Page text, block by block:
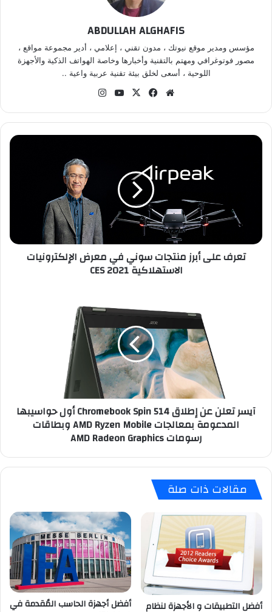
ABDULLAH ALGHAFIS
مؤسس ومدير موقع نيوتك ، مدون تقني ، إعلامي ، أدير مجموعة مواقع ،
مصور فوتوغرافي ومهتم بالتقنية وأخبارها وخاصة الهواتف الذكية والأجهزة
اللوحية ، أسعى لخلق بيئة تقنية عربية واعية ..
موقع
فيسبوك
‫X
‫YouTube
تعرف
الإلكترونيات
الاستهلاكية
تعرف على أبرز منتجات سوني في معرض الإلكترونيات
الاستهلاكية CES 2021
المدعومة
بمعالجات
Mobile
رسومات
AMD
Graphics
آيسر تعلن عن إطلاق Chromebook Spin 514 أول حواسيبها
المدعومة بمعالجات AMD Ryzen Mobile وبطاقات
رسومات AMD Radeon Graphics
مقالات ذات صلة
أفضل التطبيقات و الأجهزة لنظام أفضل أجهزة الحاسب المُقدمة في